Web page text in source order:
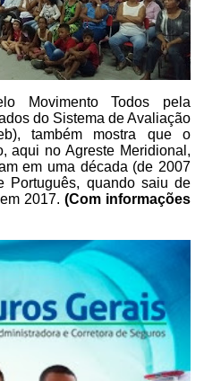
Movimento Todos pela
do Sistema de Avaliação
também mostra que o
aqui no Agreste Meridional,
em uma década (de 2007
Português, quando saiu de
2017. (Com informações